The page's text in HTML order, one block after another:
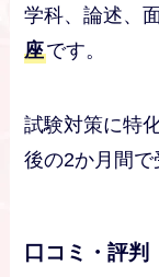
学科、論述、
座です。
試験対策に特
後の2か月間で
口コミ・評判